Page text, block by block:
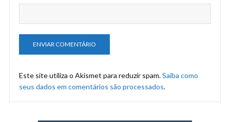
Este site utiliza o Akismet para reduzir spam.Saiba como
seus dados em comentários são processados.